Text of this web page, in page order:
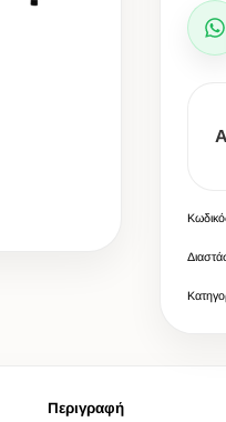
Περιγραφή